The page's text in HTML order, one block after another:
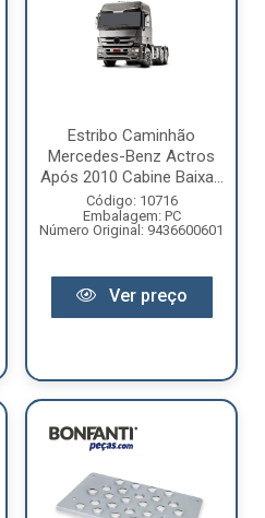
Estribo Caminhão
Mercedes-Benz Actros
Após 2010 Cabine Baixa...
Código: 10716
Embalagem: PC
Número Original: 9436600601
Ver preço